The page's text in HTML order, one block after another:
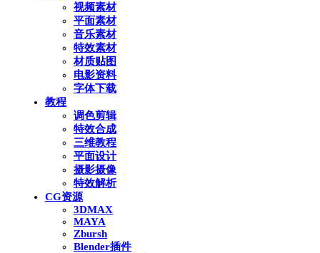
视频素材
平面素材
音乐素材
特效素材
材质贴图
电影资料
字体下载
教程
调色剪辑
特效合成
三维教程
平面设计
摄影摄像
特效解析
CG资源
3DMAX
MAYA
Zbursh
Blender插件